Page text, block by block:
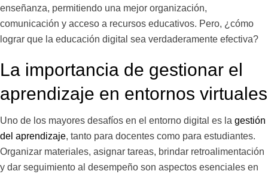
enseñanza, permitiendo una mejor organización,
comunicación y acceso a recursos educativos. Pero, ¿cómo
lograr que la educación digital sea verdaderamente efectiva?
La importancia de gestionar el
aprendizaje en entornos virtuales
Uno de los mayores desafíos en el entorno digital es la gestión
del aprendizaje, tanto para docentes como para estudiantes.
Organizar materiales, asignar tareas, brindar retroalimentación
y dar seguimiento al desempeño son aspectos esenciales en